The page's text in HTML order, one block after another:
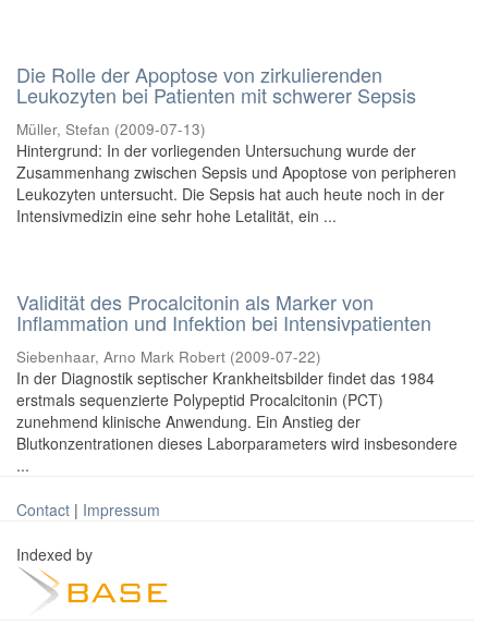
Die Rolle der Apoptose von zirkulierenden
Leukozyten bei Patienten mit schwerer Sepsis
Müller, Stefan (2009-07-13)
Hintergrund: In der vorliegenden Untersuchung wurde der
Zusammenhang zwischen Sepsis und Apoptose von peripheren
Leukozyten untersucht. Die Sepsis hat auch heute noch in der
Intensivmedizin eine sehr hohe Letalität, ein ...
Validität des Procalcitonin als Marker von
Inflammation und Infektion bei Intensivpatienten
Siebenhaar, Arno Mark Robert (2009-07-22)
In der Diagnostik septischer Krankheitsbilder findet das 1984
erstmals sequenzierte Polypeptid Procalcitonin (PCT)
zunehmend klinische Anwendung. Ein Anstieg der
Blutkonzentrationen dieses Laborparameters wird insbesondere
...
Contact | Impressum
Indexed by